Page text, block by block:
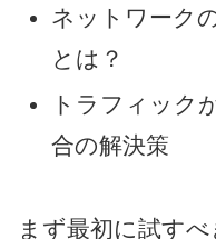
ネットワーク
とは？
トラフィック
合の解決策
まず最初に試す